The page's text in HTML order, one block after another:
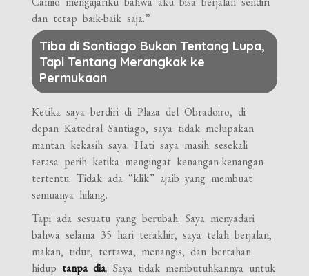
dan tetap baik-baik saja.”
Tiba di Santiago Bukan Tentang Lupa,
Tapi Tentang Merangkak ke
Permukaan
Ketika saya berdiri di Plaza del Obradoiro, di
depan Katedral Santiago, saya tidak melupakan
mantan kekasih saya. Hati saya masih sesekali
terasa perih ketika mengingat kenangan-kenangan
tertentu. Tidak ada “klik” ajaib yang membuat
semuanya hilang.
Tapi ada sesuatu yang berubah. Saya menyadari
bahwa selama 35 hari terakhir, saya telah berjalan,
makan, tidur, tertawa, menangis, dan bertahan
hidup tanpa dia. Saya tidak membutuhkannya untuk